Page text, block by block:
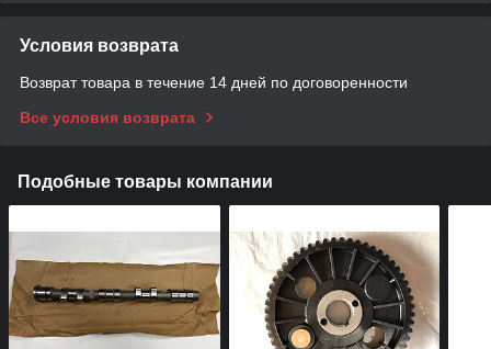
Условия возврата
Возврат товара в течение 14 дней по договоренности
Все условия возврата
Подобные товары компании